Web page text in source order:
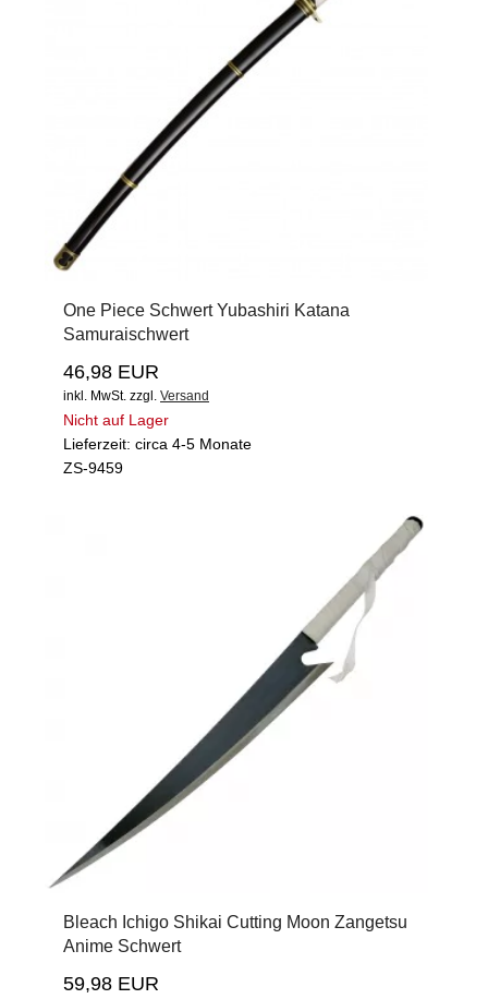
One Piece Schwert Yubashiri Katana
Samuraischwert
46,98 EUR
inkl. MwSt. zzgl. Versand
Nicht auf Lager
Lieferzeit: circa 4-5 Monate
ZS-9459
Bleach Ichigo Shikai Cutting Moon Zangetsu
Anime Schwert
59,98 EUR